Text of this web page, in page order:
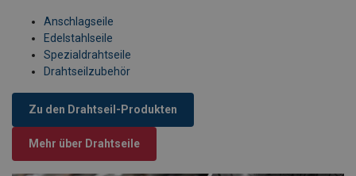
Anschlagseile
Edelstahlseile
Spezialdrahtseile
Drahtseilzubehör
Zu den Drahtseil-Produkten
Mehr über Drahtseile